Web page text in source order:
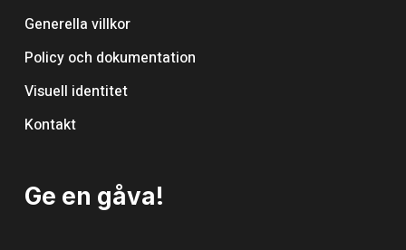
Generella villkor
Policy och dokumentation
Visuell identitet
Kontakt
Ge en gåva!